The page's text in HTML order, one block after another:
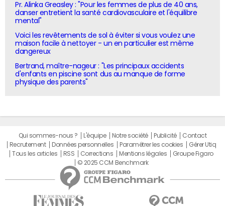
Pr. Alinka Greasley : "Pour les femmes de plus de 40 ans,
danser entretient la santé cardiovasculaire et l'équilibre
mental"
Voici les revêtements de sol à éviter si vous voulez une
maison facile à nettoyer - un en particulier est même
dangereux
Bertrand, maître-nageur : "Les principaux accidents
d'enfants en piscine sont dus au manque de forme
physique des parents"
Qui sommes-nous ? L'équipe Notre société Publicité
Contact
Recrutement
Données personnelles Paramétrer les cookies
Gérer Utiq
Tous les articles
RSS Corrections Mentions légales
Groupe Figaro
© 2025 CCM Benchmark